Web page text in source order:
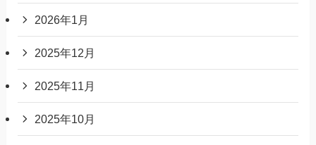
2026年1月
2025年12月
2025年11月
2025年10月